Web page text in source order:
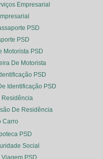
Empresarial
PSD
PSD
Motorista PSD
De Motorista
PSD
Identificação PSD
Residência
De Residência
Carro
PSD
Social
Viagem PSD